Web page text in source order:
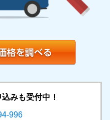
みも受付中！
996